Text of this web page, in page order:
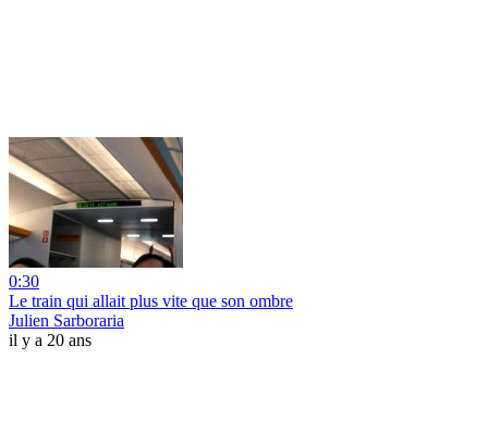
0:30
Le train qui allait plus vite que son ombre
Julien Sarboraria
il y a 20 ans